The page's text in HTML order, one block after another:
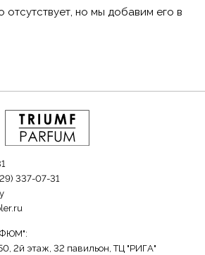
отсутствует, но мы добавим его в
337-07-31
2й этаж, 32 павильон, ТЦ "РИГА"